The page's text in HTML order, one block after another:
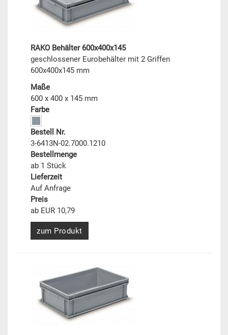
RAKO Behälter 600x400x145
geschlossener Eurobehälter mit 2 Griffen
600x400x145 mm
Maße
600 x 400 x 145 mm
Farbe
Bestell Nr.
3-6413N-02.7000.1210
Bestellmenge
ab 1 Stück
Lieferzeit
Auf Anfrage
Preis
ab EUR 10,79
zum Produkt